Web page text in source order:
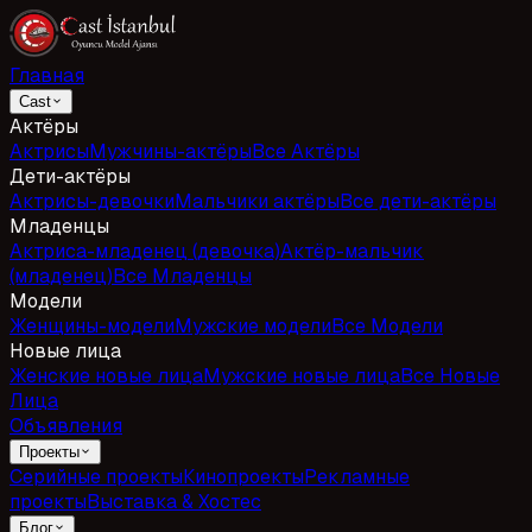
Главная
Cast
Актёры
АктрисыМужчины-актёрыВсе Актёры
Дети-актёры
Актрисы-девочкиМальчики актёрыВсе дети-актёры
Младенцы
Актриса-младенец (девочка)Актёр-мальчик
(младенец)Все Младенцы
Модели
Женщины-моделиМужские моделиВсе Модели
Новые лица
Женские новые лицаМужские новые лицаВсе Новые
Лица
Объявления
Проекты
Серийные проектыКинопроектыРекламные
проектыВыставка & Хостес
Блог